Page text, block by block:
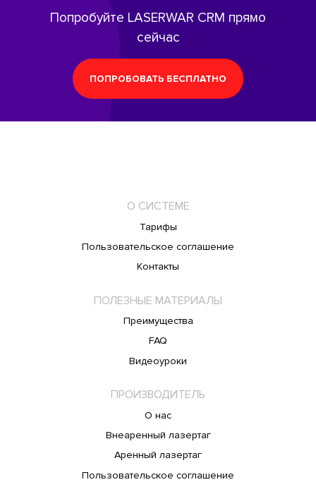
Попробуйте LASERWAR CRM прямо
сейчас
ПОПРОБОВАТЬ БЕСПЛАТНО
О СИСТЕМЕ
Тарифы
Пользовательское соглашение
Контакты
ПОЛЕЗНЫЕ МАТЕРИАЛЫ
Преимущества
FAQ
Видеоуроки
ПРОИЗВОДИТЕЛЬ
О нас
Внеаренный лазертаг
Аренный лазертаг
Пользовательское соглашение